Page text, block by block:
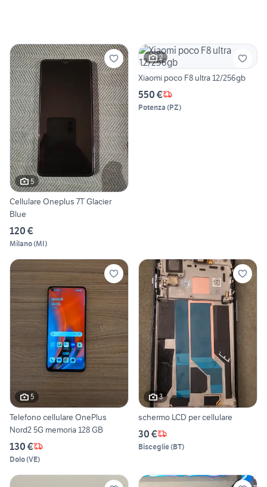
5
Cellulare Oneplus 7T Glacier
Blue
120 €
Milano(MI)
2
Xiaomi poco F8 ultra 12/256gb
550 €
Potenza (PZ)
5
Telefono cellulare OnePlus
Nord2 5G memoria 128 GB
130 €
Dolo(VE)
3
schermo LCD per cellulare
30 €
Bisceglie(BT)